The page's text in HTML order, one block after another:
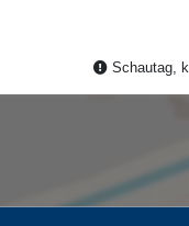
Schautag,